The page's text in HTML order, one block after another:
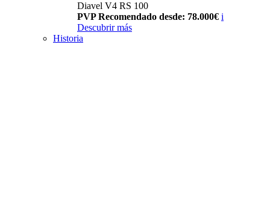
Diavel V4 RS 100
PVP Recomendado desde: 78.000€ i
Descubrir más
Historia